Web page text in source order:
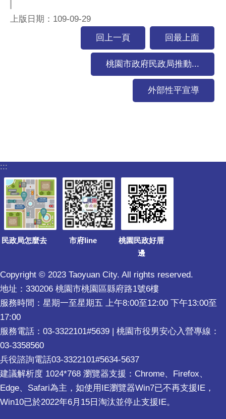
上版日期：109-09-29
回上一頁
回最上面
桃園市政府民政局推動...
外部性平宣導
:::
民政局怎麼去 市府line
桃園民政好厝
邊
Copyright © 2023 Taoyuan City. All rights reserved.
地址：330206 桃園市桃園區縣府路1號6樓
服務時間：星期一至星期五 上午8:00至12:00 下午13:00至
17:00
服務電話：03-3322101#5639 | 桃園市役男安心入營專線：
03-3358560
兵役諮詢電話03-3322101#5634-5637
建議解析度 1024*768 瀏覽器支援：Chrome、Firefox、
Edge、Safari為主，如使用IE瀏覽器Win7已不再支援IE，
Win10已於2022年6月15日淘汰並停止支援IE。